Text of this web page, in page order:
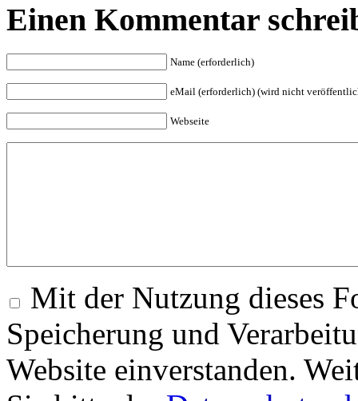
Einen Kommentar
Name (erforderlich)
eMail (erforderlich) (wird nicht
Webseite
Mit der Nutzung dieses
Speicherung und
Website einverstanden.